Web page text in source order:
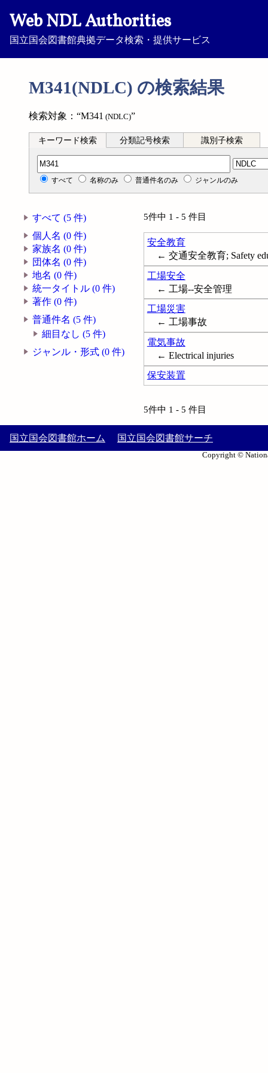
Web NDL Authorities
国立国会図書館典拠データ検索・提供サービス
M341(NDLC) の検索結果
検索対象：“M341 (NDLC)”
キーワード検索 分類記号検索 識別子検索
分類記号検索
すべて 名称のみ 普通件名のみ ジャンルのみ
すべて (5 件)
個人名 (0 件)
家族名 (0 件)
団体名 (0 件)
地名 (0 件)
統一タイトル (0 件)
著作 (0 件)
普通件名 (5 件)
細目なし (5 件)
ジャンル・形式 (0 件)
5件中 1 - 5 件目
安全教育
← 交通安全教育; Safety
工場安全
← 工場--安全管理
工場災害
← 工場事故
電気事故
← Electrical injuries
保安装置
5件中 1 - 5 件目
国立国会図書館ホーム 国立国会図書館サーチ
Copyright ©